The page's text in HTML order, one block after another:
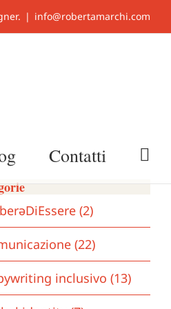
| info@robertamarchi.com
Contatti
(2)
(22)
inclusivo (13)